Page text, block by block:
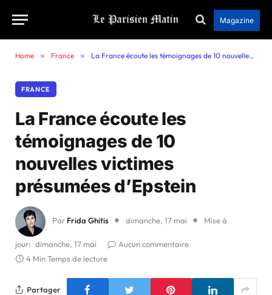
Magazine
Home » France » La France écoute les témoignages de 10 nouvelles victimes présumées d’Epstein
FRANCE
La France écoute les
témoignages de 10
nouvelles victimes
présumées d’Epstein
Par Frida Ghitis dimanche, 17 mai Mise à
jour: dimanche, 17 mai
Aucun commentaire
4 Min Temps de lecture
Partager